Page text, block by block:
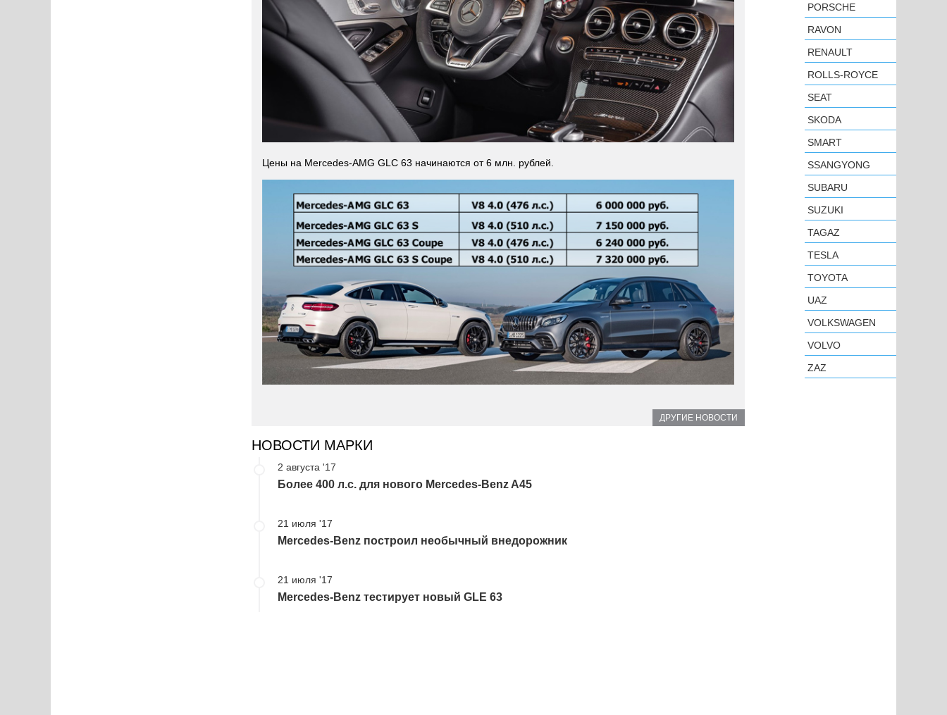
Цены на Mercedes-AMG GLC 63 начинаются от 6 млн. рублей.
ДРУГИЕ НОВОСТИ
НОВОСТИ МАРКИ
2 августа '17
Более 400 л.с. для нового Mercedes-Benz A45
21 июля '17
Mercedes-Benz построил необычный внедорожник
21 июля '17
Mercedes-Benz тестирует новый GLE 63
PORSCHE
RAVON
RENAULT
ROLLS-ROYCE
SEAT
SKODA
SMART
SSANGYONG
SUBARU
SUZUKI
TAGAZ
TESLA
TOYOTA
UAZ
VOLKSWAGEN
VOLVO
ZAZ